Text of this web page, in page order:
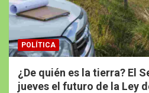
POLÍTICA
¿De quién es la tierra? El
jueves el futuro de la Ley